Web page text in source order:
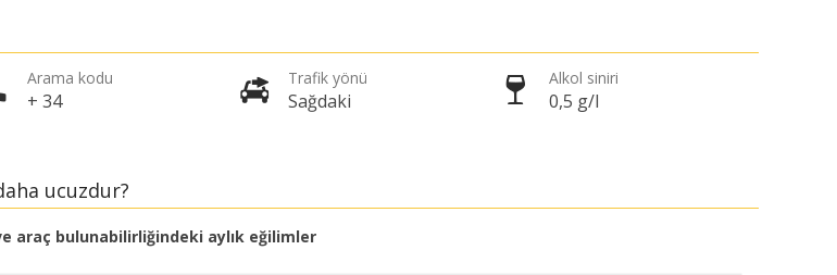
Arama kodu
+ 34
Trafik yönü
Sağdaki
Alkol siniri
0,5 g/l
ucuzdur?
araç bulunabilirliğindeki aylık eğilimler